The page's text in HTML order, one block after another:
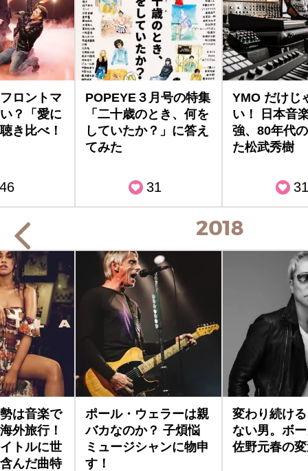
ロントマ
？「愛に
き比べ！
46
POPEYE３月号の特集
「二十歳のとき、何を
していたか？」に答え
てみた
31
YMO だけじ
い！ 日本音
強、80年代
た松武秀樹
31
2018
は音楽で
外旅行！
トルに世
んだ曲特
ポール・ウェラーは親
バカなのか？ 子煩悩
ミュージシャンに物申
す！
変わり続け
ない男。ボ
佐野元春の